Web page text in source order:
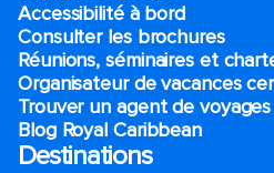
Accessibilité à bord​
Consulter les brochures
Réunions, séminaires et
Organisateur de vacances
Trouver un agent de voyages
Blog Royal Caribbean
Destinations